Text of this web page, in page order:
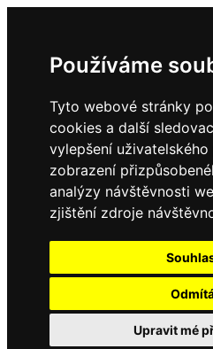
Používáme
Tyto webové stránky
cookies a další
vylepšení
zobrazení
analýzy návštěvnosti
zjištění zdroje
Upravit mé